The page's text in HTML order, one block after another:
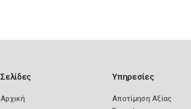
Σελίδες
Αρχική
Υπηρεσίες
Αποτίμηση Αξίας